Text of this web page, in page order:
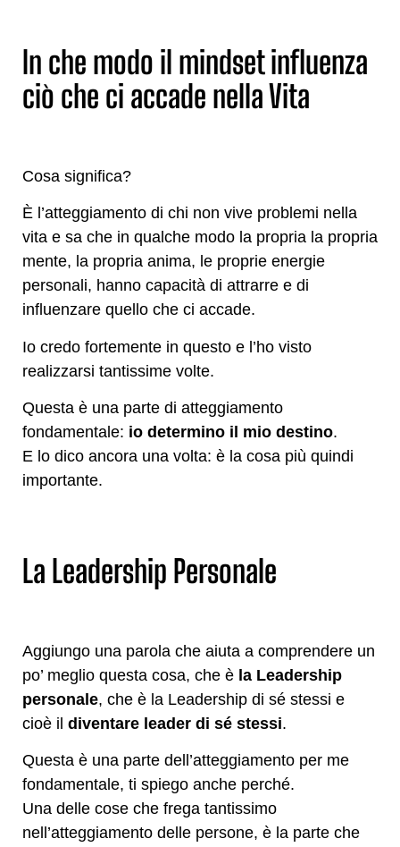
In che modo il mindset influenza
ciò che ci accade nella Vita
Cosa significa?
È l’atteggiamento di chi non vive problemi nella
vita e sa che in qualche modo la propria la propria
mente, la propria anima, le proprie energie
personali, hanno capacità di attrarre e di
influenzare quello che ci accade.
Io credo fortemente in questo e l’ho visto
realizzarsi tantissime volte.
Questa è una parte di atteggiamento
fondamentale: io determino il mio destino.
E lo dico ancora una volta: è la cosa più quindi
importante.
La Leadership Personale
Aggiungo una parola che aiuta a comprendere un
po’ meglio questa cosa, che è la Leadership
personale, che è la Leadership di sé stessi e
cioè il diventare leader di sé stessi.
Questa è una parte dell’atteggiamento per me
fondamentale, ti spiego anche perché.
Una delle cose che frega tantissimo
nell’atteggiamento delle persone, è la parte che